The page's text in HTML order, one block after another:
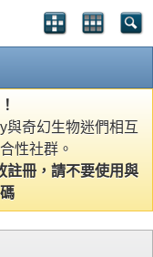
與奇幻生物迷們相互
性社群。
註冊，請不要使用與